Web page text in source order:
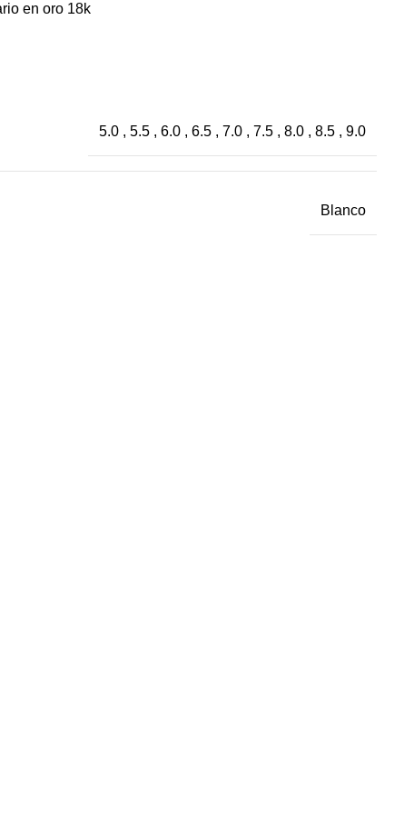
en oro 18k
5.0 , 5.5 , 6.0 , 6.5 , 7.0 , 7.5 , 8.0 , 8.5 , 9.0
Blanco